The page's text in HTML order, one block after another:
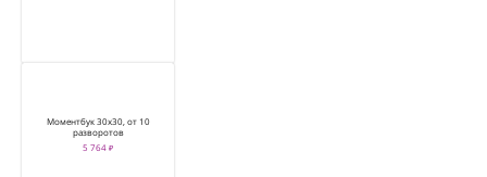
Моментбук 30х30, от 10
разворотов
5 764 ₽